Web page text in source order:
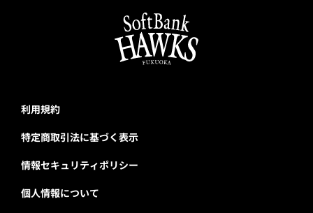
利用規約
特定商取引法に基づく表示
情報セキュリティポリシー
個人情報について